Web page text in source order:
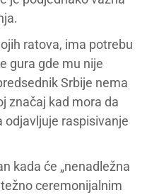
ratova, ima potrebu
gura gde mu nije
Srbije nema
značaj kad mora da
odjavljuje raspisivanje
kada će „nenadležna
ceremonijalnim